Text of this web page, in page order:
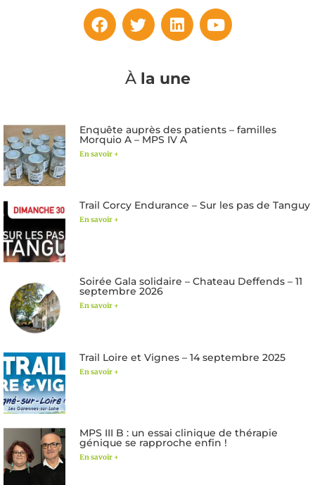
À la une
Enquête auprès des patients – familles
Morquio A – MPS IV A
En savoir +
Trail Corcy Endurance – Sur les pas de Tanguy
En savoir +
Soirée Gala solidaire – Chateau Deffends – 11
septembre 2026
En savoir +
Trail Loire et Vignes – 14 septembre 2025
En savoir +
MPS III B : un essai clinique de thérapie
génique se rapproche enfin !
En savoir +